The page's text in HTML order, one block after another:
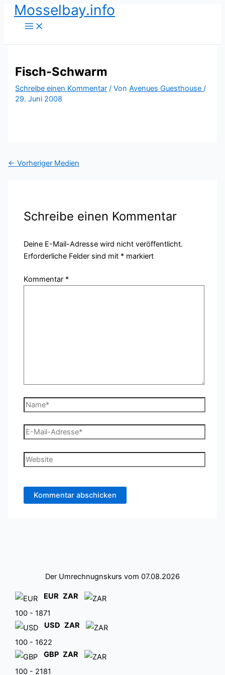
ZumMosselbay.info
Fisch-Schwarm
Schreibe einen Kommentar / VonAvenues Guesthouse/
29. Juni 2008
← Vorheriger Medien
Schreibe einen Kommentar
Deine E-Mail-Adresse wird nicht veröffentlicht.
Erforderliche Felder sind mit * markiert
Kommentar *
Name*
E-
Mail-
Adresse*
Website
Der Umrechnugnskurs vom 07.08.2026
EUR ZAR
100 - 1871
USD ZAR
100 - 1622
GBP ZAR
100 - 2181